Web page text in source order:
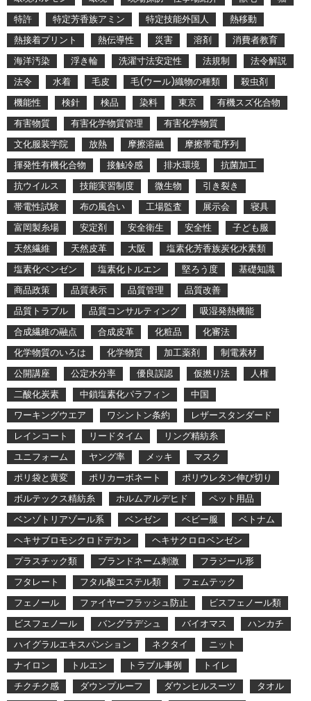
特許
特定芳香族アミン 特定技能外国人
熱移動
熱接着プリント
熱伝導性 災害 溶剤
消費者教育
海洋汚染
浮き輪 洗濯寸法安定性 法規制
法令解説
法令
水着 毛皮 毛(ウール)織物の種類
殺虫剤
機能性
検針 検品 染料 東京
有機スズ化合物
有害物質
有害化学物質管理
有害化学物質
文化服装学院
放熱 摩擦溶融
摩擦帯電序列
揮発性有機化合物
接触冷感 排水環境
抗菌加工
抗ウイルス
技能実習制度 微生物
引き裂き
帯電性試験
布の風合い 工場監査 展示会
寝具
富岡製糸場
安定剤 安全衛生 安全性
子ども服
天然繊維
天然皮革 大阪
塩素化芳香族炭化水素類
塩素化ベンゼン
塩素化トルエン 堅ろう度
基礎知識
商品政策
品質表示 品質管理
品質改善
品質トラブル
品質コンサルティング
吸湿発熱機能
合成繊維の融点
合成皮革 化粧品
化審法
化学物質のいろは
化学物質 加工薬剤
制電素材
公開講座
公定水分率 優良誤認 仮撚り法
人権
二酸化炭素
中鎖塩素化パラフィン
中国
ワーキングウエア
ワシントン条約
レザースタンダード
レインコート
リードタイム
リング精紡糸
ユニフォーム
ヤング率 メッキ
マスク
ポリ袋と黄変
ポリカーボネート
ポリウレタン伸び切り
ボルテックス精紡糸
ホルムアルデヒド
ペット用品
ベンゾトリアゾール系
ベンゼン ベビー服
ベトナム
ヘキサブロモシクロドデカン
ヘキサクロロベンゼン
プラスチック類
ブランドネーム刺激
フラジール形
フタレート
フタル酸エステル類
フェムテック
フェノール
ファイヤーフラッシュ防止
ビスフェノール類
ビスフェノール
バングラデシュ バイオマス
ハンカチ
ハイグラルエキスパンション
ネクタイ
ニット
ナイロン
トルエン トラブル事例
トイレ
チクチク感
ダウンプルーフ ダウンヒルスーツ
タオル